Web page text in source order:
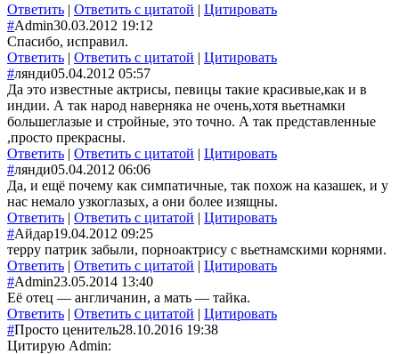
Ответить | Ответить с цитатой | Цитировать
#Admin30.03.2012 19:12
Спасибо, исправил.
Ответить | Ответить с цитатой | Цитировать
#лянди05.04.2012 05:57
Да это известные актрисы, певицы такие красивые,как и в
индии. А так народ наверняка не очень,хотя вьетнамки
большеглазые и стройные, это точно. А так представленные
,просто прекрасны.
Ответить | Ответить с цитатой | Цитировать
#лянди05.04.2012 06:06
Да, и ещё почему как симпатичные, так похож на казашек, и у
нас немало узкоглазых, а они более изящны.
Ответить | Ответить с цитатой | Цитировать
#Айдар19.04.2012 09:25
терру патрик забыли, порноактрису с вьетнамскими корнями.
Ответить | Ответить с цитатой | Цитировать
#Admin23.05.2014 13:40
Её отец — англичанин, а мать — тайка.
Ответить | Ответить с цитатой | Цитировать
#Просто ценитель28.10.2016 19:38
Цитирую Admin: